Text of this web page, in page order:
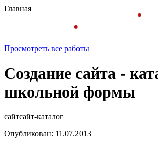
Главная
Просмотреть все работы
Создание сайта -
школьной формы
сайтсайт-каталог
Опубликован: 11.07.2013